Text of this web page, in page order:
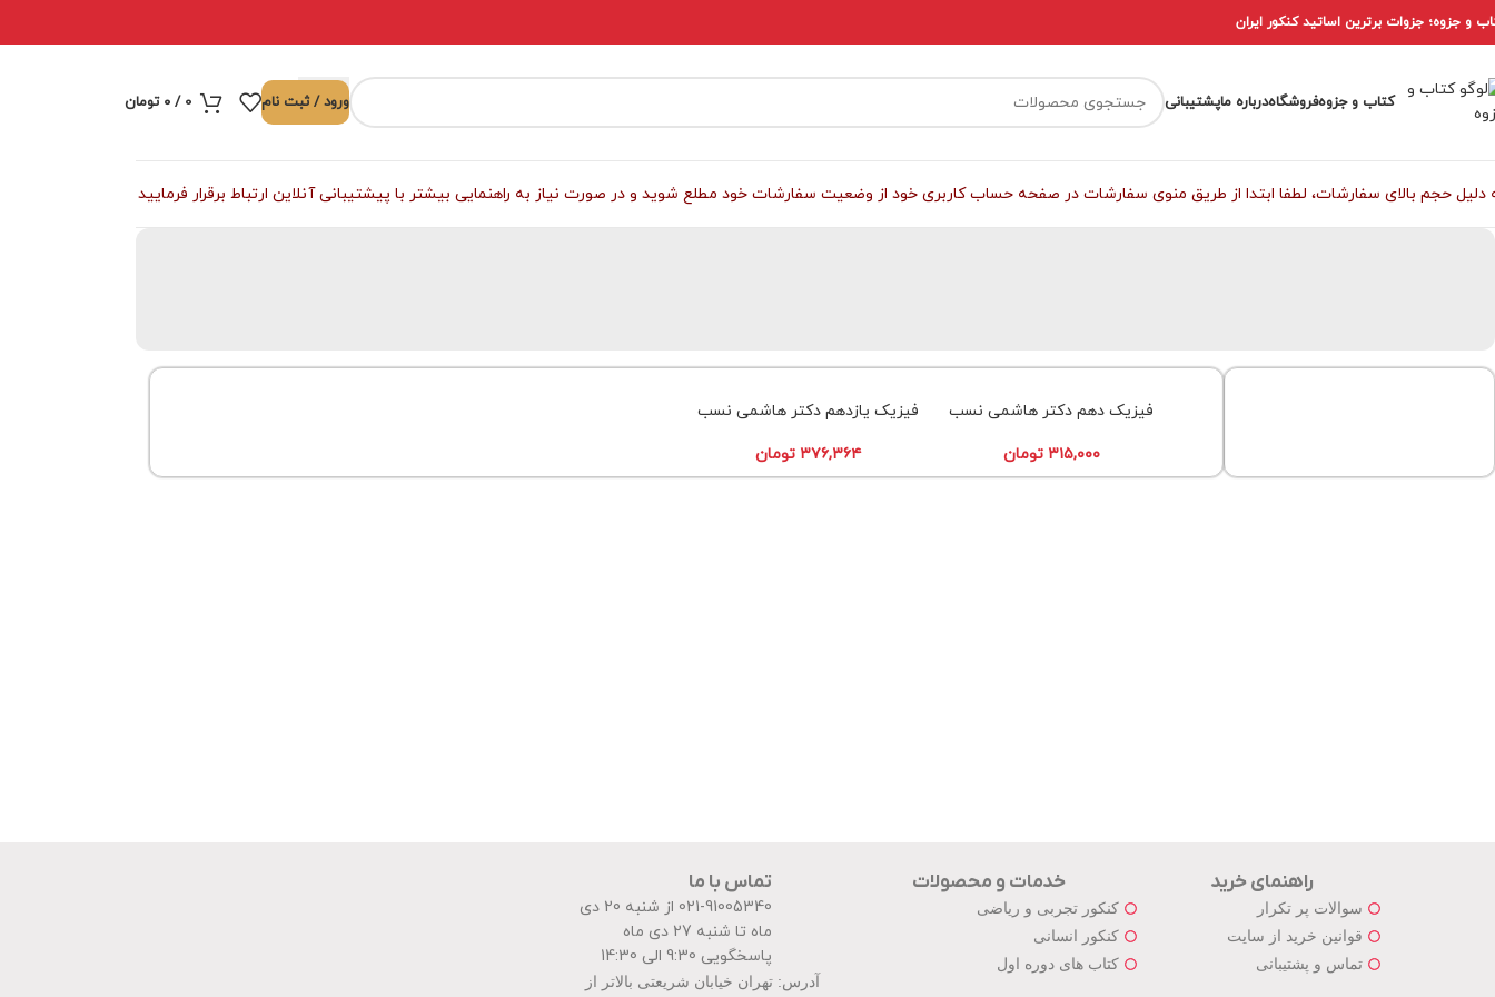
و جزوه؛ جزوات برترین اساتید کنکور ایران
کتاب و جزوهفروشگاهدرباره ماپشتیبانی ورود / ثبت نام 0
/ ۰ تومان
دلیل حجم بالای سفارشات، لطفا ابتدا از طریق منوی سفارشات در صفحه حساب کاربری خود از وضعیت سفارشات خود مطلع شوید و در صورت نیاز به راهنمایی بیشتر با پیشتیبانی آنلاین ارتباط برقرار فرمایید
فیزیک دهم دکتر هاشمی نسب
۳۱۵,۰۰۰ تومان
فیزیک یازدهم دکتر هاشمی نسب
۳۷۶,۳۶۴ تومان
راهنمای خرید
سوالات پر تکرار
قوانین خرید از سایت
تماس و پشتیبانی
خدمات و محصولات
کنکور تجربی و ریاضی
کنکور انسانی
کتاب های دوره اول
تماس با ما
021-91005340 از شنبه 20 دی
ماه تا شنبه 27 دی ماه
پاسخگویی 9:30 الی 14:30
آدرس: تهران خیابان شریعتی بالاتر از